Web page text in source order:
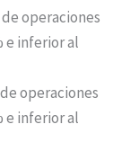
operaciones
e inferior al
operaciones
e inferior al